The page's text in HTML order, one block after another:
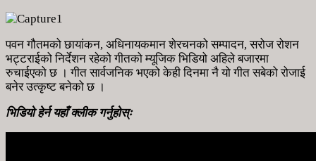
पवन गौतमको छायांकन, अधिनायकमान शेरचनको सम्पादन, सरोज रोशन
भट्टराईको निर्देशन रहेको गीतको म्यूजिक भिडियो अहिले बजारमा
रुचाईएको छ । गीत सार्वजनिक भएको केही दिनमा नै यो गीत सबेको रोजाई
बनेर उत्कृष्ट बनेको छ ।
भिडियो हेर्न यहाँ क्लीक गर्नुहोस्ः